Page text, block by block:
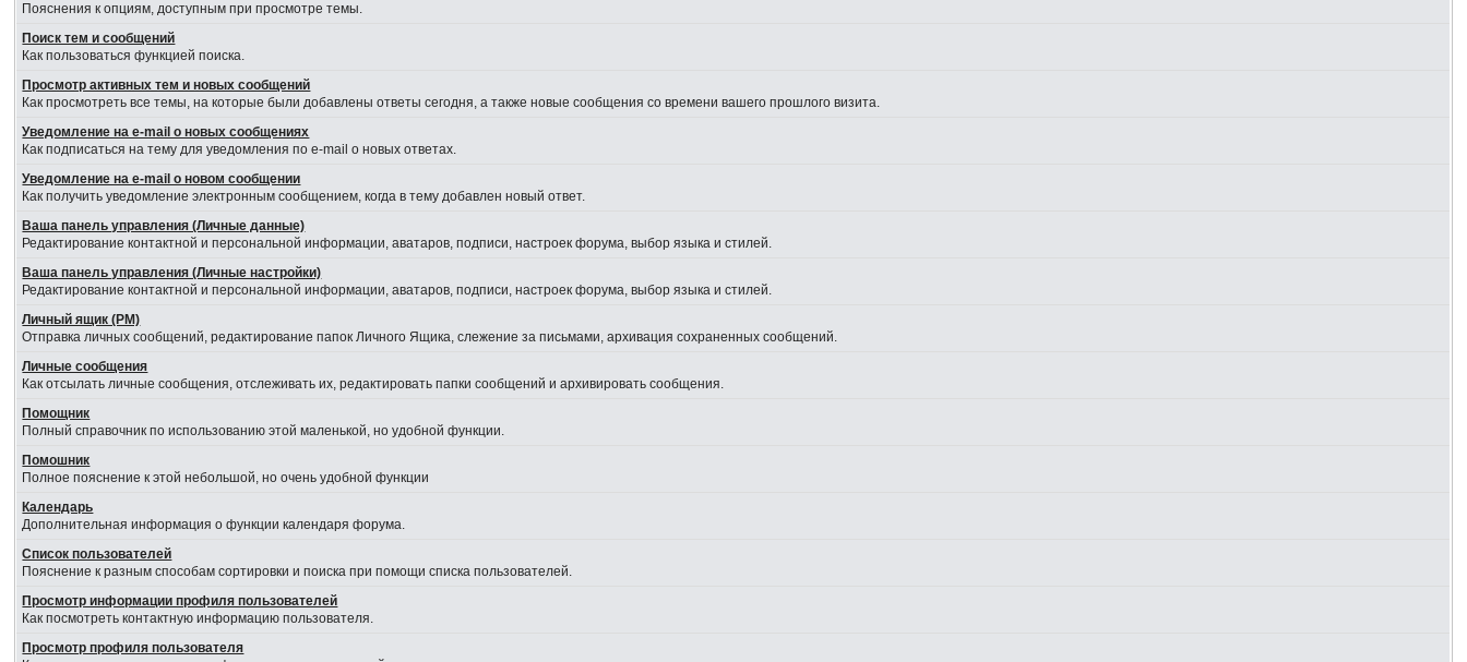
Пояснения к опциям, доступным при просмотре темы.
Поиск тем и сообщений
Как пользоваться функцией поиска.
Просмотр активных тем и новых сообщений
Как просмотреть все темы, на которые были добавлены ответы сегодня, а также новые сообщения со времени вашего прошлого визита.
Уведомление на e-mail о новых сообщениях
Как подписаться на тему для уведомления по e-mail о новых ответах.
Уведомление на е-mail о новом сообщении
Как получить уведомление электронным сообщением, когда в тему добавлен новый ответ.
Ваша панель управления (Личные данные)
Редактирование контактной и персональной информации, аватаров, подписи, настроек форума, выбор языка и стилей.
Ваша панель управления (Личные настройки)
Редактирование контактной и персональной информации, аватаров, подписи, настроек форума, выбор языка и стилей.
Личный ящик (PM)
Отправка личных сообщений, редактирование папок Личного Ящика, слежение за письмами, архивация сохраненных сообщений.
Личные сообщения
Как отсылать личные сообщения, отслеживать их, редактировать папки сообщений и архивировать сообщения.
Помощник
Полный справочник по использованию этой маленькой, но удобной функции.
Помошник
Полное пояснение к этой небольшой, но очень удобной функции
Календарь
Дополнительная информация о функции календаря форума.
Список пользователей
Пояснение к разным способам сортировки и поиска при помощи списка пользователей.
Просмотр информации профиля пользователей
Как посмотреть контактную информацию пользователя.
Просмотр профиля пользователя